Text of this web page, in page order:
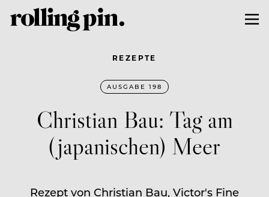
REZEPTE
AUSGABE 198
Christian Bau: Tag am
(japanischen) Meer
Rezept von Christian Bau, Victor's Fine